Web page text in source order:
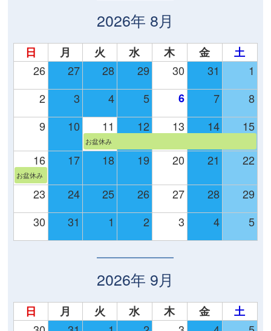
2026年 8月
日 月 火 水 木 金
土
26
27 28 29 30 31
1
2
3 4 5 6 7
8
9
10 11 12 13 14 15
お盆休み
16 17 18 19 20 21 22
お盆休み
23 24 25 26 27 28
29
30
31 1 2 3 4 5
2026年 9月
日 月 火 水 木 金
土